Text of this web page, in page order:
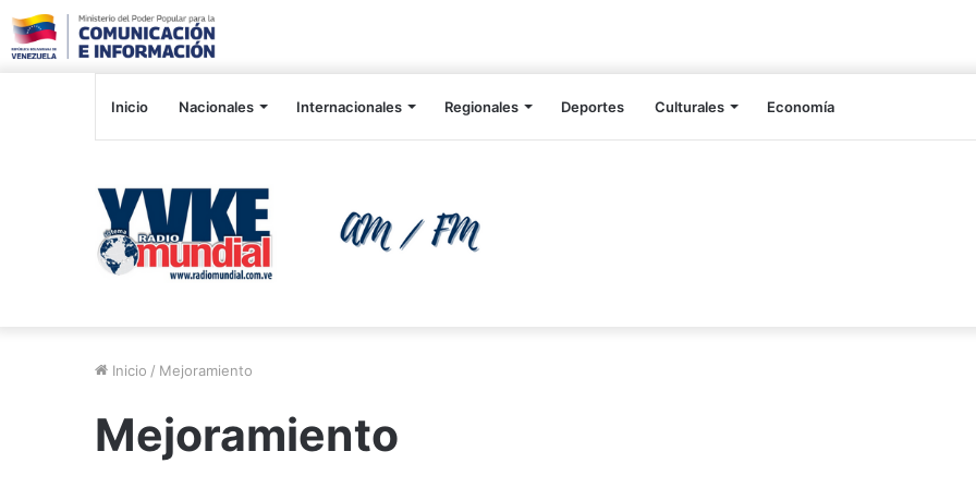
Inicio Nacionales Internacionales Regionales Deportes Culturales Economía
Inicio / Mejoramiento
Mejoramiento